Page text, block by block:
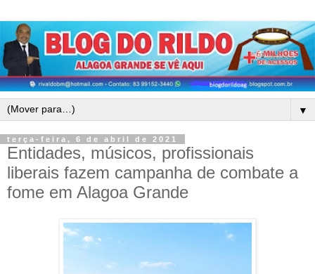
▼
terça-feira, 6 de abril de 2021
Entidades, músicos, profissionais
liberais fazem campanha de combate a
fome em Alagoa Grande